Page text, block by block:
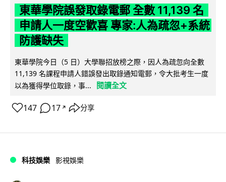
東華學院誤發取錄電郵 全數 11,139 名
申請人一度空歡喜 專家:人為疏忽+系統
防護缺失
東華學院今日（5 日）大學聯招放榜之際，因人為疏忽向全數
11,139 名課程申請人錯誤發出取錄通知電郵，令大批考生一度
以為獲得學位取錄，事...
閱讀全文
147 17 ↗ 分享
科技娛樂 影視娛樂